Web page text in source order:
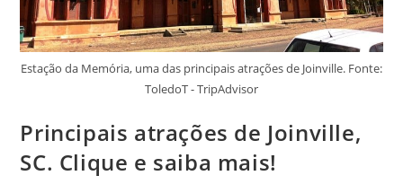
Estação da Memória, uma das principais atrações de Joinville. Fonte:
ToledoT - TripAdvisor
Principais atrações de Joinville,
SC. Clique e saiba mais!